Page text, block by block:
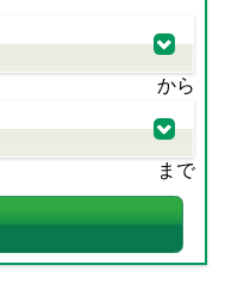
から
まで